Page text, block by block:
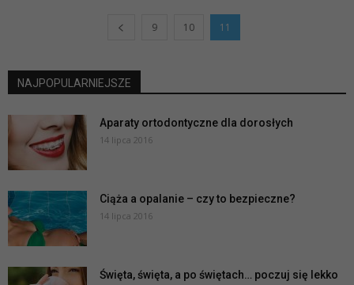
9 10 11
NAJPOPULARNIEJSZE
Aparaty ortodontyczne dla dorosłych
14 lipca 2016
Ciąża a opalanie – czy to bezpieczne?
14 lipca 2016
Święta, święta, a po świętach… poczuj się lekko